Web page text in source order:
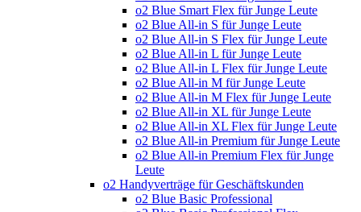
o2 Blue Smart Flex für Junge Leute
o2 Blue All-in S für Junge Leute
o2 Blue All-in S Flex für Junge Leute
o2 Blue All-in L für Junge Leute
o2 Blue All-in L Flex für Junge Leute
o2 Blue All-in M für Junge Leute
o2 Blue All-in M Flex für Junge Leute
o2 Blue All-in XL für Junge Leute
o2 Blue All-in XL Flex für Junge Leute
o2 Blue All-in Premium für Junge Leute
o2 Blue All-in Premium Flex für Junge
Leute
o2 Handyverträge für Geschäftskunden
o2 Blue Basic Professional